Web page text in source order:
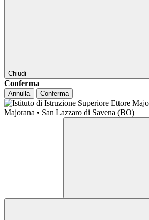
Chiudi
Conferma
Annulla Conferma
Majorana • San Lazzaro di Savena (BO)